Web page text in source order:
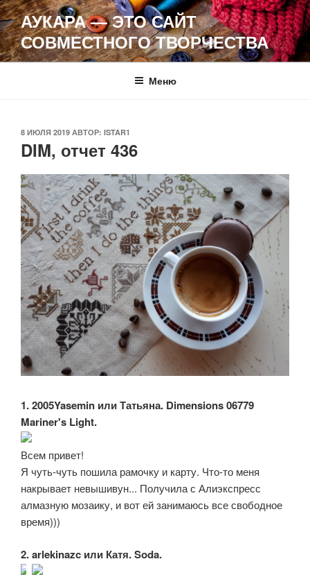
Перейти
к
содержимому
АУКАРА — ЭТО САЙТ
СОВМЕСТНОГО ТВОРЧЕСТВА
Меню
ОПУБЛИКОВАНО
8 ИЮЛЯ 2019 АВТОР: ISTAR1
DIM, отчет 436
1. 2005Yasemin или Татьяна. Dimensions 06779
Mariner's Light.
Всем привет!
Я чуть-чуть пошила рамочку и карту. Что-то меня
накрывает невышивун... Получила с Алиэкспресс
алмазную мозаику, и вот ей занимаюсь все свободное
время)))
2. arlekinazc или Катя. Soda.